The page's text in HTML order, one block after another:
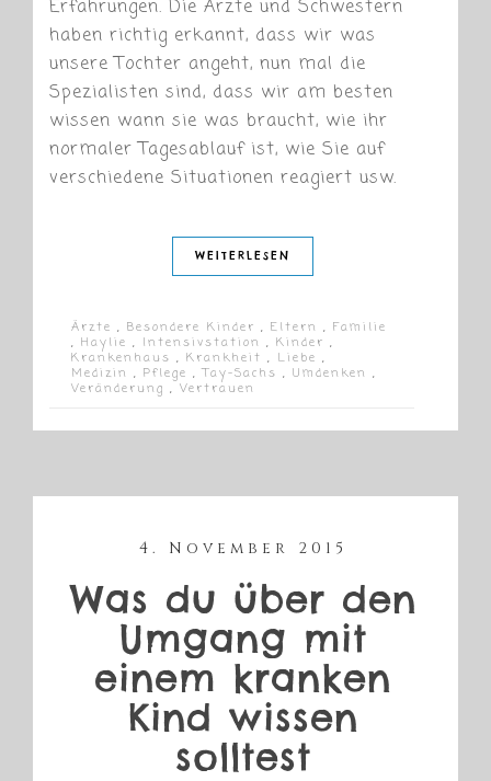
Erfahrungen. Die Ärzte und Schwestern
haben richtig erkannt, dass wir was
unsere Tochter angeht, nun mal die
Spezialisten sind, dass wir am besten
wissen wann sie was braucht, wie ihr
normaler Tagesablauf ist, wie Sie auf
verschiedene Situationen reagiert usw.
WEITERLESEN
Ärzte , Besondere Kinder , Eltern , Familie
, Haylie , Intensivstation , Kinder ,
Krankenhaus , Krankheit , Liebe ,
Medizin , Pflege ,Tay-Sachs , Umdenken ,
Veränderung , Vertrauen
4. November 2015
Was du über den
Umgang mit
einem kranken
Kind wissen
solltest